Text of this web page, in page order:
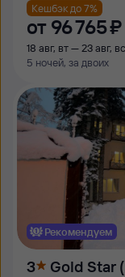
Кешбэк до 7%
от 96 ⁠765 ⁠₽
18 авг, вт — 23 авг, вс
5 ночей, за двоих
Рекомендуем
3 Gold Star